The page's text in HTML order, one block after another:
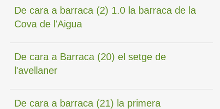
De cara a barraca (2) 1.0 la barraca de la
Cova de l'Aigua
De cara a Barraca (20) el setge de
l'avellaner
De cara a barraca (21) la primera